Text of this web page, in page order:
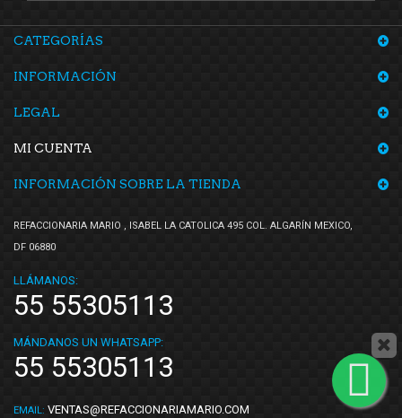
CATEGORÍAS
INFORMACIÓN
LEGAL
MI CUENTA
INFORMACIÓN SOBRE LA TIENDA
REFACCIONARIA MARIO , ISABEL LA CATOLICA 495 COL. ALGARÍN MEXICO,
DF 06880
LLÁMANOS:
55 55305113
MÁNDANOS UN WHATSAPP:
55 55305113
EMAIL: VENTAS@REFACCIONARIAMARIO.COM